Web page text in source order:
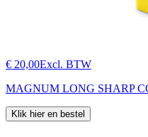
€ 20,00Excl. BTW
MAGNUM LONG SHARP
Klik hier en bestel